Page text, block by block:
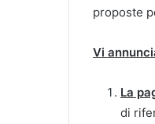
proposte
Vi
La
di